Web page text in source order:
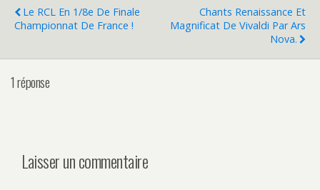
Le RCL En 1/8e De Finale
Championnat De France !
Chants Renaissance Et
Magnificat De Vivaldi Par Ars
Nova.
1 réponse
Laisser un commentaire